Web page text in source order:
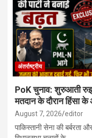
बाद हत्या, पड़ोसी गिरफ्तार…
बालोद : शासकीय उच्चतर
एकीकृत बाल संरक्षण सेवाएं
अंतर्राष्ट्रीय
PoK चुनाव: शुरुआती
मतदान के दौरान हिंसा
August 7, 2026 editor
पाकिस्तानी सेना की बर्बरता